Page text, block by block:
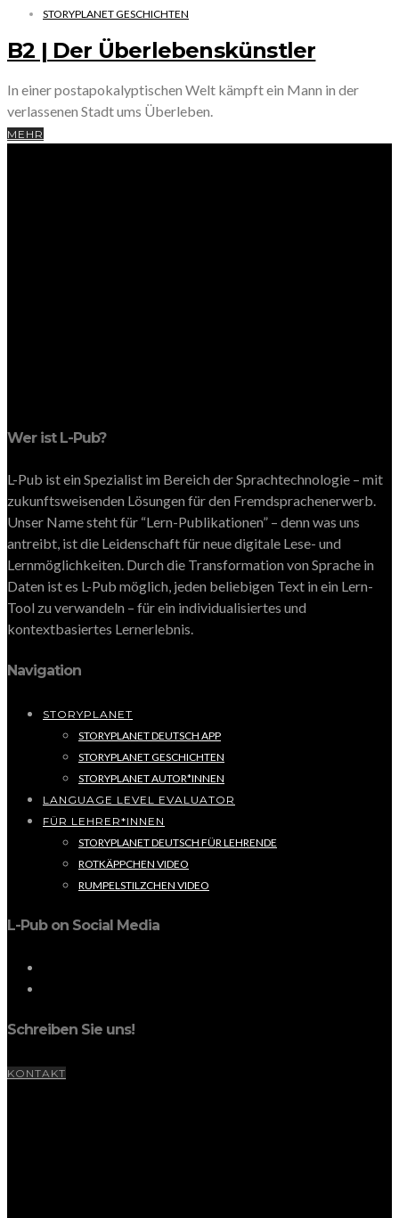
STORYPLANET GESCHICHTEN
B2 | Der Überlebenskünstler
In einer postapokalyptischen Welt kämpft ein Mann in der
verlassenen Stadt ums Überleben.
MEHR
Wer ist L-Pub?
L-Pub ist ein Spezialist im Bereich der Sprachtechnologie – mit
zukunftsweisenden Lösungen für den Fremdsprachenerwerb.
Unser Name steht für “Lern-Publikationen” – denn was uns
antreibt, ist die Leidenschaft für neue digitale Lese- und
Lernmöglichkeiten. Durch die Transformation von Sprache in
Daten ist es L-Pub möglich, jeden beliebigen Text in ein Lern-
Tool zu verwandeln – für ein individualisiertes und
kontextbasiertes Lernerlebnis.
Navigation
STORYPLANET
STORYPLANET DEUTSCH APP
STORYPLANET GESCHICHTEN
STORYPLANET AUTOR*INNEN
LANGUAGE LEVEL EVALUATOR
FÜR LEHRER*INNEN
STORYPLANET DEUTSCH FÜR LEHRENDE
ROTKÄPPCHEN VIDEO
RUMPELSTILZCHEN VIDEO
L-Pub on Social Media
Schreiben Sie uns!
KONTAKT